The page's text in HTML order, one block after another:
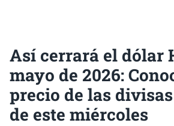
Así cerrará el dólar
mayo de 2026:
precio de las
de este miércoles